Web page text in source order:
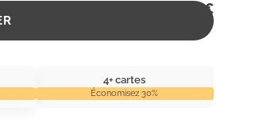
2,99€
4+ cartes
Économisez 30%